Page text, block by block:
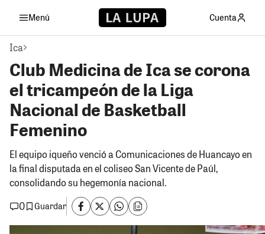
Menú Cuenta
Ica
Club Medicina de Ica se corona
el tricampeón de la Liga
Nacional de Basketball
Femenino
El equipo iqueño venció a Comunicaciones de Huancayo en
la final disputada en el coliseo San Vicente de Paúl,
consolidando su hegemonía nacional.
0
Guardar